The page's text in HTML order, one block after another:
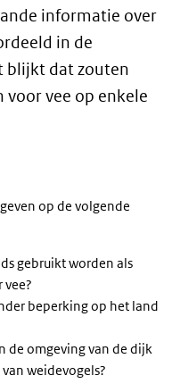
informatie over
in de
blijkt dat zouten
voor vee op enkele
op de volgende
gebruikt worden als
beperking op het land
de omgeving van de dijk
weidevogels?